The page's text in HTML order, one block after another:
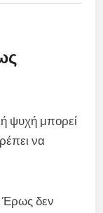
ψυχή μπορεί
να
Έρως δεν